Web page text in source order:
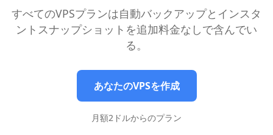
すべてのVPSプランは自動バックアップとインスタ
ントスナップショットを追加料金なしで含んでい
る。
あなたのVPSを作成
月額2ドルからのプラン